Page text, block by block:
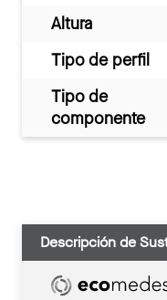
Altura
Tipo de perfil
Tipo de
componente
Descripción de